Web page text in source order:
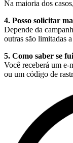
Na maioria dos
4. Posso solicitar
Depende da
outras são limitadas
5. Como saber se
Você receberá um
ou um código de